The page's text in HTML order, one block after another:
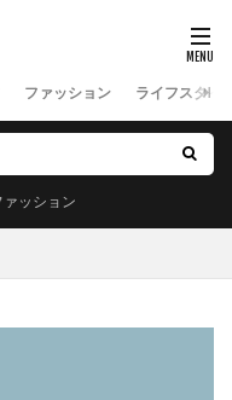
ファッション ライフスタイ
ァッション